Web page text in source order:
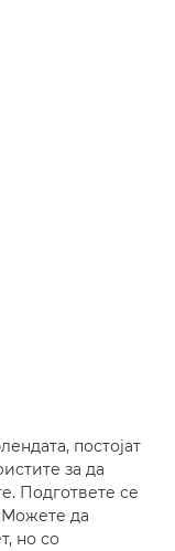
постојат
за да
Подгответе се
Можете да
но со